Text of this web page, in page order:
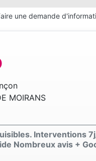
une demande
MOIRANS
Interventions
Nombreux avis +